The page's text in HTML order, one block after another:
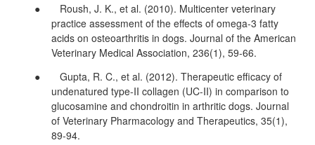
● Roush, J. K., et al. (2010). Multicenter veterinary
practice assessment of the effects of omega-3 fatty
acids on osteoarthritis in dogs. Journal of the American
Veterinary Medical Association, 236(1), 59-66.
● Gupta, R. C., et al. (2012). Therapeutic efficacy of
undenatured type-II collagen (UC-II) in comparison to
glucosamine and chondroitin in arthritic dogs. Journal
of Veterinary Pharmacology and Therapeutics, 35(1),
89-94.